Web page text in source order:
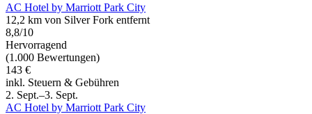
AC Hotel by Marriott Park City
12,2 km von Silver Fork entfernt
8,8/10
Hervorragend
(1.000 Bewertungen)
143 €
inkl. Steuern & Gebühren
2. Sept.–3. Sept.
AC Hotel by Marriott Park City